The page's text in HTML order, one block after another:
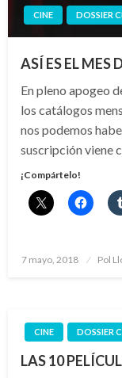
CINE DOSSIER
ASÍ ES EL MES
En pleno apogeo
los catálogos
nos podemos
suscripción viene
¡Compártelo!
Publicado
7 mayo, 2018 Pol
CINE DOSSIER
LAS 10